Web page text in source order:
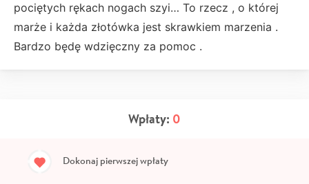
pociętych rękach nogach szyi… To rzecz , o której
marże i każda złotówka jest skrawkiem marzenia .
Bardzo będę wdzięczny za pomoc .
Wpłaty: 0
Dokonaj pierwszej wpłaty